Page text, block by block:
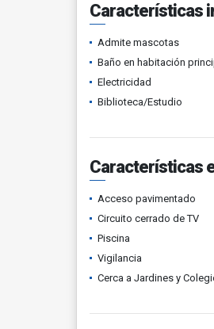
Características
Admite mascotas
Baño en habitación
Electricidad
Biblioteca/Estudio
Características
Acceso pavimentado
Circuito cerrado de TV
Piscina
Vigilancia
Cerca a Jardines y